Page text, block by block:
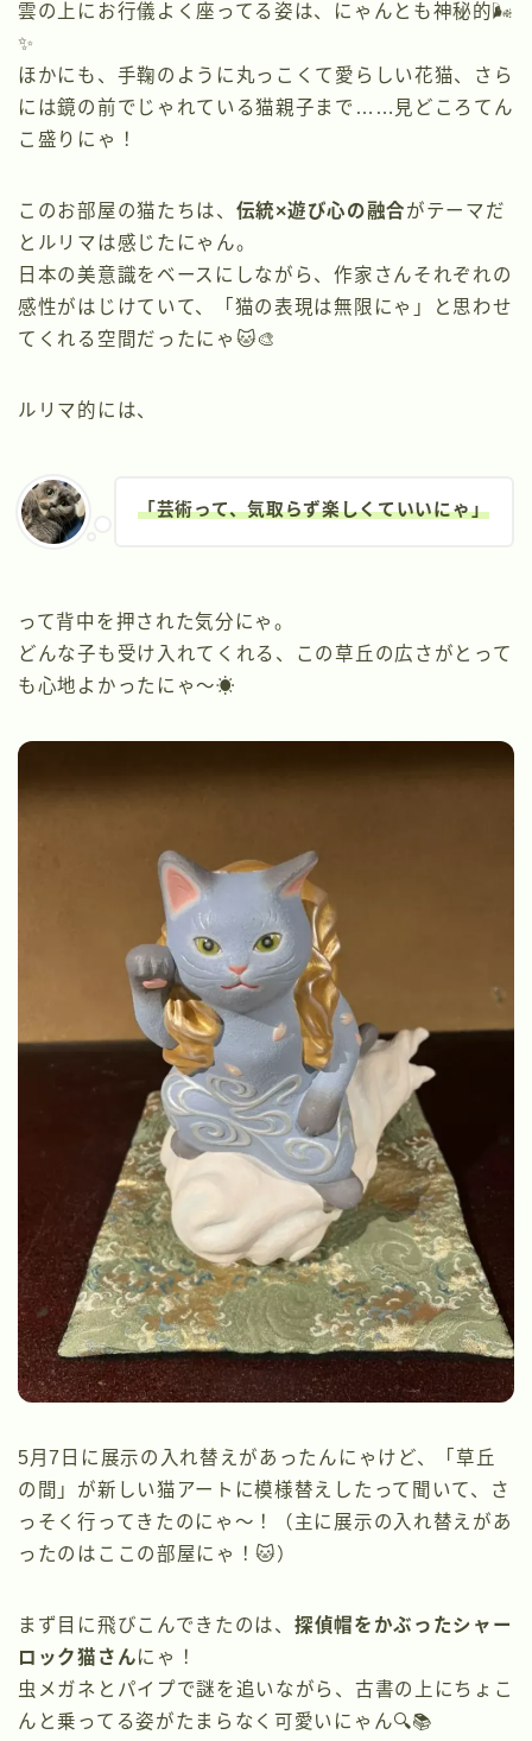
雲の上にお行儀よく座ってる姿は、にゃんとも神秘的🌬️
✨
ほかにも、手鞠のように丸っこくて愛らしい花猫、さら
には鏡の前でじゃれている猫親子まで……見どころてん
こ盛りにゃ！
このお部屋の猫たちは、 伝統×遊び心の融合がテーマだ
とルリマは感じたにゃん。
日本の美意識をベースにしながら、作家さんそれぞれの
感性がはじけていて、「猫の表現は無限にゃ」と思わせ
てくれる空間だったにゃ🐱🎨
ルリマ的には、
「芸術って、気取らず楽しくていいにゃ」
って背中を押された気分にゃ。
どんな子も受け入れてくれる、この草丘の広さがとって
も心地よかったにゃ〜☀️
5月7日に展示の入れ替えがあったんにゃけど、「草丘
の間」が新しい猫アートに模様替えしたって聞いて、さ
っそく行ってきたのにゃ〜！（主に展示の入れ替えがあ
ったのはここの部屋にゃ！🐱）
まず目に飛びこんできたのは、 探偵帽をかぶったシャー
ロック猫さんにゃ！
虫メガネとパイプで謎を追いながら、古書の上にちょこ
んと乗ってる姿がたまらなく可愛いにゃん🔍📚